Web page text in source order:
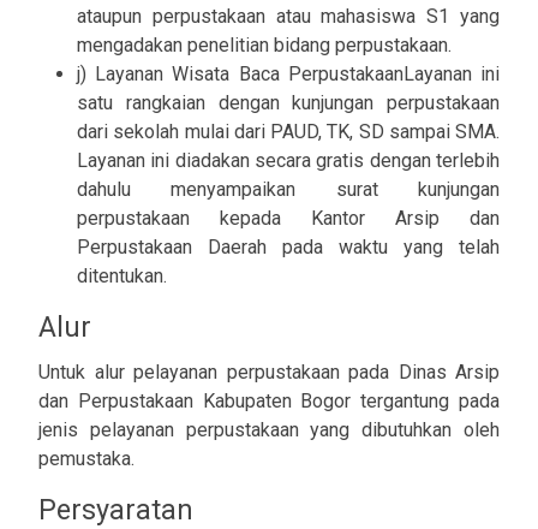
ataupun perpustakaan atau mahasiswa S1 yang
mengadakan penelitian bidang perpustakaan.
j) Layanan Wisata Baca PerpustakaanLayanan ini
satu rangkaian dengan kunjungan perpustakaan
dari sekolah mulai dari PAUD, TK, SD sampai SMA.
Layanan ini diadakan secara gratis dengan terlebih
dahulu menyampaikan surat kunjungan
perpustakaan kepada Kantor Arsip dan
Perpustakaan Daerah pada waktu yang telah
ditentukan.
Alur
Untuk alur pelayanan perpustakaan pada Dinas Arsip
dan Perpustakaan Kabupaten Bogor tergantung pada
jenis pelayanan perpustakaan yang dibutuhkan oleh
pemustaka.
Persyaratan